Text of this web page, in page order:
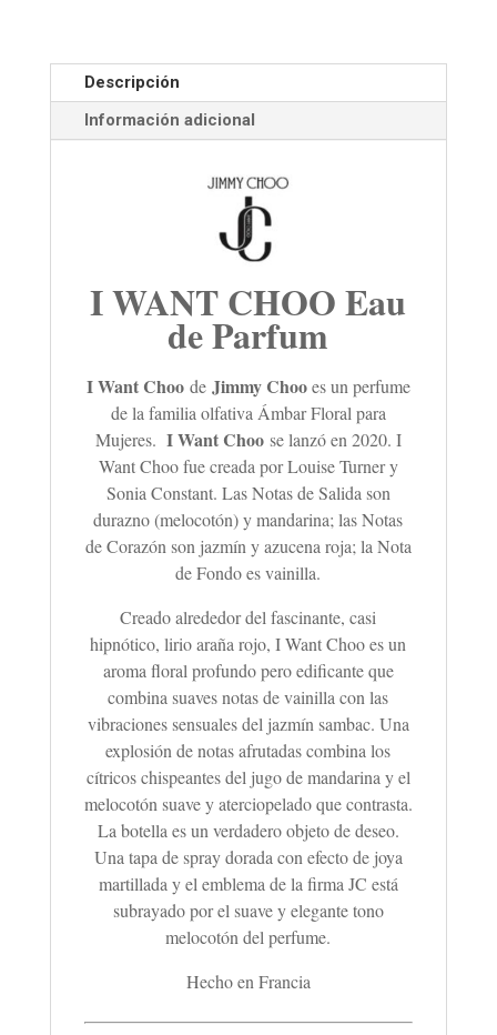
Descripción
Información adicional
I WANT CHOO Eau
de Parfum
I Want Choode Jimmy Chooes un perfume
de la familia olfativa Ámbar Floral para
Mujeres. I Want Choose lanzó en 2020. I
Want Choo fue creada por Louise Turner y
Sonia Constant. Las Notas de Salida son
durazno (melocotón) y mandarina; las Notas
de Corazón son jazmín y azucena roja; la Nota
de Fondo es vainilla.
Creado alrededor del fascinante, casi
hipnótico, lirio araña rojo, I Want Choo es un
aroma floral profundo pero edificante que
combina suaves notas de vainilla con las
vibraciones sensuales del jazmín sambac. Una
explosión de notas afrutadas combina los
cítricos chispeantes del jugo de mandarina y el
melocotón suave y aterciopelado que contrasta.
La botella es un verdadero objeto de deseo.
Una tapa de spray dorada con efecto de joya
martillada y el emblema de la firma JC está
subrayado por el suave y elegante tono
melocotón del perfume.
Hecho en Francia